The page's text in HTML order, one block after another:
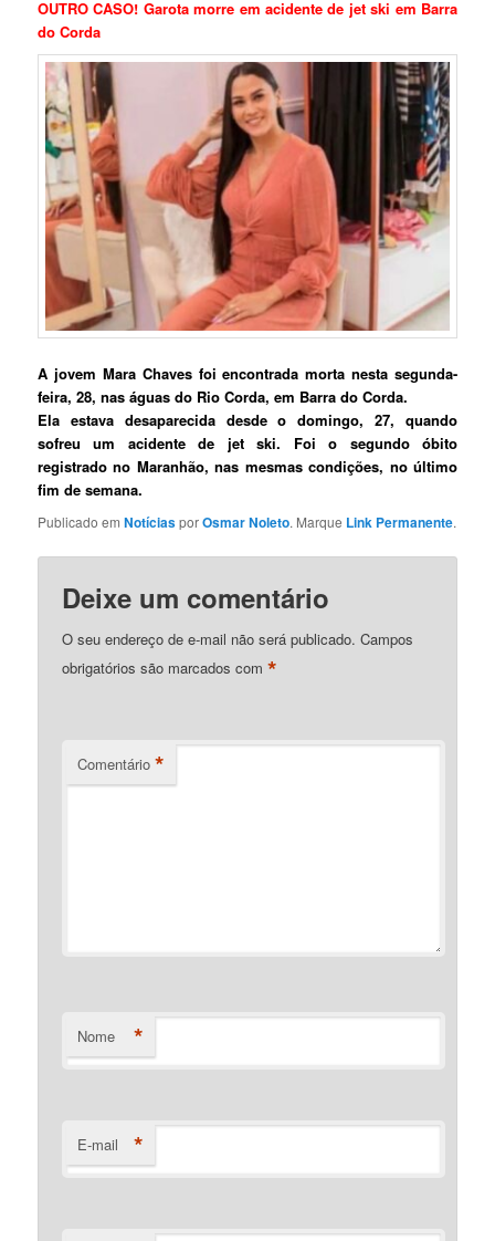
OUTRO CASO! Garota morre em acidente de jet ski em Barra
do Corda
A jovem Mara Chaves foi encontrada morta nesta segunda-
feira, 28, nas águas do Rio Corda, em Barra do Corda.
Ela estava desaparecida desde o domingo, 27, quando
sofreu um acidente de jet ski. Foi o segundo óbito
registrado no Maranhão, nas mesmas condições, no último
fim de semana.
Publicado emNotíciasporOsmar Noleto. Marque Link Permanente.
Deixe um comentário
O seu endereço de e-mail não será publicado. Campos
obrigatórios são marcados com*
Comentário *
Nome *
E-mail *